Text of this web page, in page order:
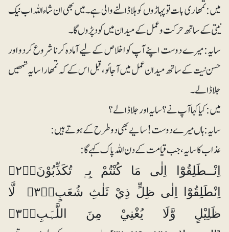
میں: تمھاری بات تو پہاڑوں کو ہلا ڈالنے والی ہے۔ میں بھی ان شاء اللہ اب نیک
نیتی کے ساتھ حرکت وعمل کے میدان میں کود پڑوں گا۔
سایہ: میرے دوست اپنے آپ کو اخلاص کے لیے آمادہ کرنا شروع کردو اور
حسن نیت کے ساتھ میدان عمل میں آجائو، قبل اس کے کہ تمھارا سایہ تمھیں
جلا ڈالے۔
میں: کیا کہا آپ نے؟ سایہ اور جلاڈالے؟
سایہ: ہاں میرے دوست! سایے بھی دو طرح کے ہوتے ہیں:
عذاب کا سایہ، جب قیامت کے دن اللہ پاک کہے گا:
اِنْــطَلِقُوْٓا اِلٰى مَا كُنْتُمْ بِہٖ تُكَذِّبُوْنَ۝۲۹ۚ
اِنْطَلِقُوْٓا اِلٰى ظِلٍّ ذِيْ ثَلٰثِ شُعَبٍ۝۳۰ۙ لَّا
ظَلِيْلٍ وَّلَا يُغْنِيْ مِنَ اللَّہَبِ۝۳۱ۭ